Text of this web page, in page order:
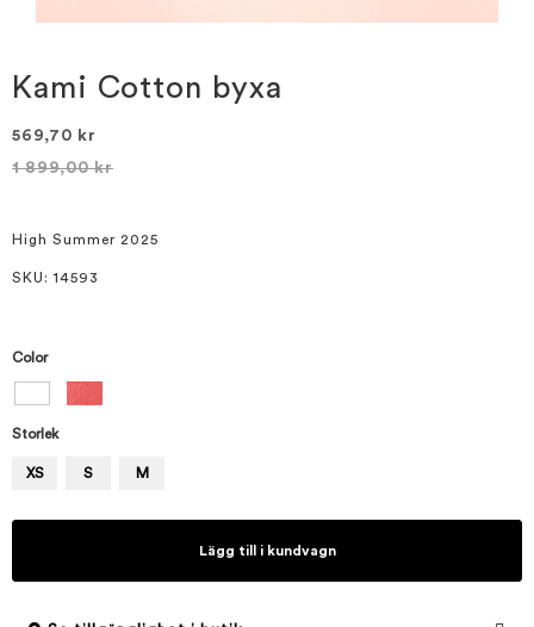
början
av
Kami Cotton byxa
569,70 kr
1 899,00 kr
High Summer 2025
SKU : 14593
Color
Storlek
XS S M
Lägg till i kundvagn